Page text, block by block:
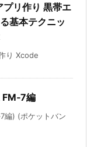
リ作り 黒帯エ
基本テクニッ
り Xcode
FM‐7編
編) (ポケットバン